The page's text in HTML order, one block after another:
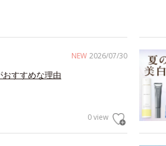
NEW 2026/07/30
すすめな理由
0 view